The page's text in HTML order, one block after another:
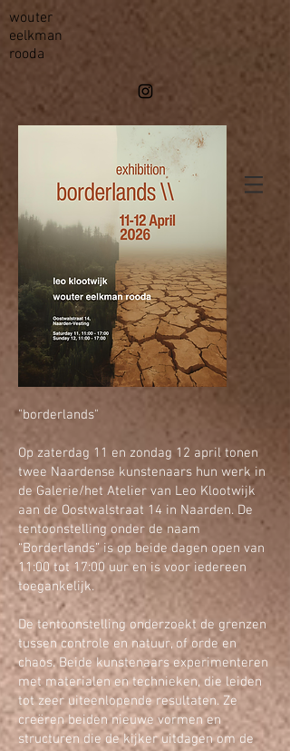
wouter
eelkman
rooda
"borderlands"
Op zaterdag 11 en zondag 12 april tonen
twee Naardense kunstenaars hun werk in
de Galerie/het Atelier van Leo Klootwijk
aan de Oostwalstraat 14 in Naarden. De
tentoonstelling onder de naam
“Borderlands” is op beide dagen open van
11:00 tot 17:00 uur en is voor iedereen
toegankelijk.
De tentoonstelling onderzoekt de grenzen
tussen controle en natuur, of orde en
chaos. Beide kunstenaars experimenteren
met materialen en technieken, die leiden
tot zeer uiteenlopende resultaten. Ze
creëren beiden nieuwe vormen en
structuren die de kijker uitdagen om de